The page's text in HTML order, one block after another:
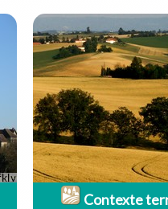
Contexte